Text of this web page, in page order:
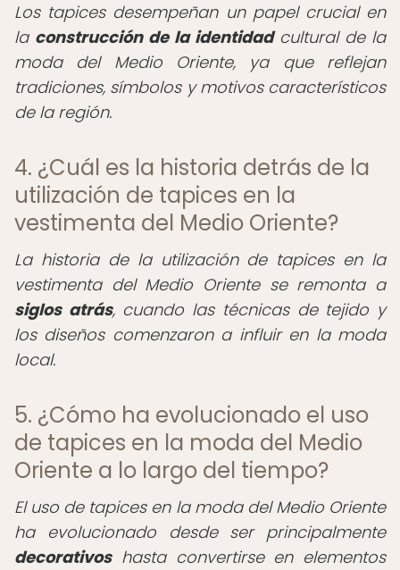
Los tapices desempeñan un papel crucial en
la construcción de la identidadcultural de la
moda del Medio Oriente, ya que reflejan
tradiciones, símbolos y motivos característicos
de la región.
4. ¿Cuál es la historia detrás de la
utilización de tapices en la
vestimenta del Medio Oriente?
La historia de la utilización de tapices en la
vestimenta del Medio Oriente se remonta a
siglos atrás, cuando las técnicas de tejido y
los diseños comenzaron a influir en la moda
local.
5. ¿Cómo ha evolucionado el uso
de tapices en la moda del Medio
Oriente a lo largo del tiempo?
El uso de tapices en la moda del Medio Oriente
ha evolucionado desde ser principalmente
decorativoshasta convertirse en elementos